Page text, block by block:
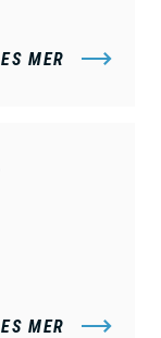
MER
MER